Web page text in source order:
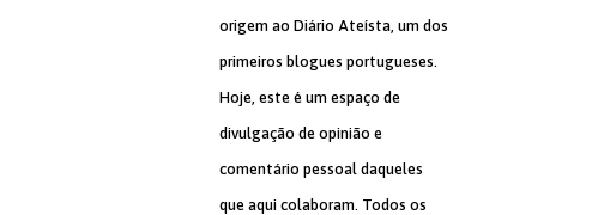
origem ao Diário Ateísta, um dos
primeiros blogues portugueses.
Hoje, este é um espaço de
divulgação de opinião e
comentário pessoal daqueles
que aqui colaboram. Todos os